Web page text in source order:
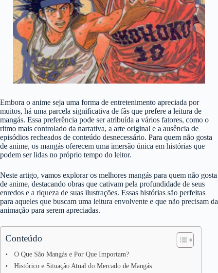
Embora o anime seja uma forma de entretenimento apreciada por
muitos, há uma parcela significativa de fãs que prefere a leitura de
mangás. Essa preferência pode ser atribuída a vários fatores, como o
ritmo mais controlado da narrativa, a arte original e a ausência de
episódios recheados de conteúdo desnecessário. Para quem não gosta
de anime, os mangás oferecem uma imersão única em histórias que
podem ser lidas no próprio tempo do leitor.
Neste artigo, vamos explorar os melhores mangás para quem não gosta
de anime, destacando obras que cativam pela profundidade de seus
enredos e a riqueza de suas ilustrações. Essas histórias são perfeitas
para aqueles que buscam uma leitura envolvente e que não precisam da
animação para serem apreciadas.
Conteúdo
O Que São Mangás e Por Que Importam?
Histórico e Situação Atual do Mercado de Mangás